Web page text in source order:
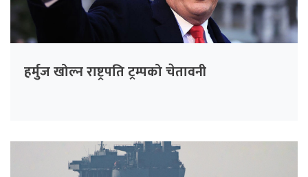
हर्मुज खोल्न राष्ट्रपति ट्रम्पको चेतावनी